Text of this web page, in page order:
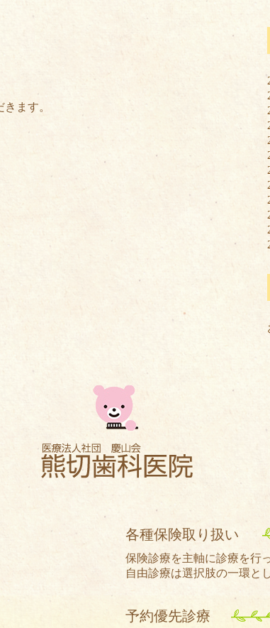
ます。
各種保険取り扱い
保険診療を主軸に診療を行
自由診療は選択肢の一環と
予約優先診療